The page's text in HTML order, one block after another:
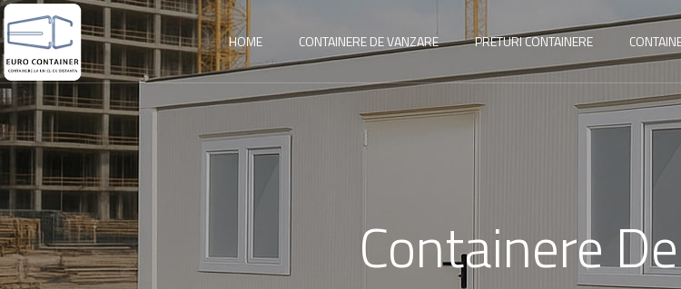
HOME CONTAINERE DE VANZARE PRETURI CONTAINERE
Containere